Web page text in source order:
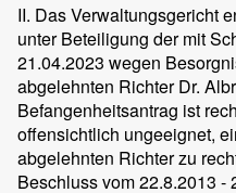
II. Das Verwaltungsgericht
unter Beteiligung der mit
21.04.2023 wegen
abgelehnten Richter Dr.
Befangenheitsantrag ist
offensichtlich ungeeignet,
abgelehnten Richter zu
Beschluss vom 22.8.2013 -